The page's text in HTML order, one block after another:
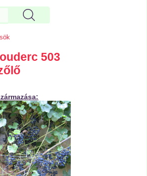
503